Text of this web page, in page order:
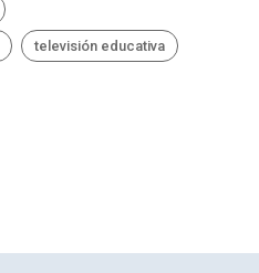
televisión educativa